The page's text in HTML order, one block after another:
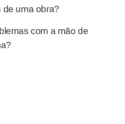
de uma obra?
com a mão de